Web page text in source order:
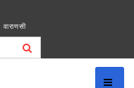
वाराणसी